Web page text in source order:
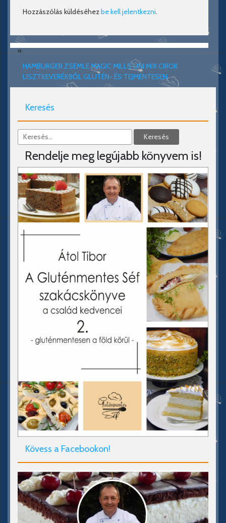
Hozzászólás küldéséhezbe kell jelentkezni.
«
HAMBURGER ZSEMLE MAGIC MILLS UNI MIX CIROK
LISZTKEVERÉKBŐL GLUTÉN- ÉS TEJMENTESEN
Keresés
Rendelje meg legújabb könyvem is!
Kövess a Facebookon!